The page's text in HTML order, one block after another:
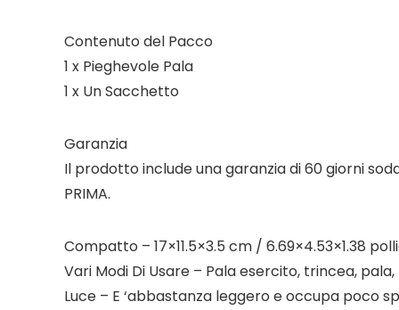
Contenuto del Pacco
1 x Pieghevole Pala
1 x Un Sacchetto
Garanzia
Il prodotto include una garanzia di 60 giorni
PRIMA.
Compatto – 17×11.5×3.5 cm / 6.69×4.53×1.38
Vari Modi Di Usare – Pala esercito, trincea,
Luce – E ‘abbastanza leggero e occupa poco